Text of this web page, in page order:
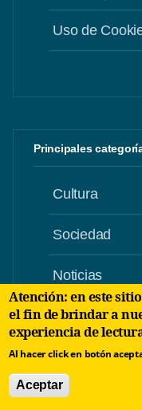
Uso de
Principales
Cultura
Sociedad
Noticias
Entrevistas
Humor
Crónicas
Atención: en este sitio web estamos usando cookies con
el fin de brindar a
experiencia de
Al hacer click en botón
Aceptar